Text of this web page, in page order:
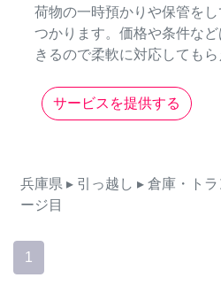
荷物の一時預かりや保管を
つかります。価格や条件な
きるので柔軟に対応してもら
サービスを提供する
兵庫県 ▸ 引っ越し ▸ 倉庫・ト
ージ目
1